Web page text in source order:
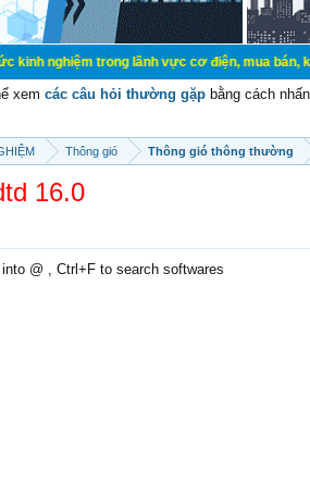
trong lãnh vực cơ điện, mua bán, ký gửi,
xem các câu hỏi thường gặp bằng cách
Thông gió Thông gió thông thường
16.0
@ , Ctrl+F to search softwares